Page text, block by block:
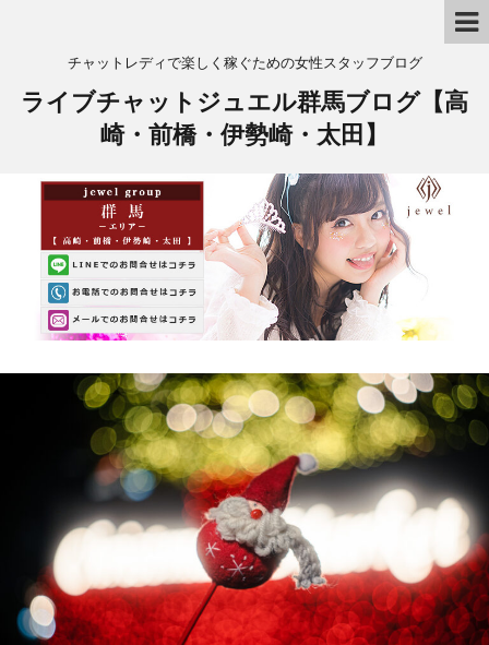
チャットレディで楽しく稼ぐための女性スタッフブログ
ライブチャットジュエル群馬ブログ【高
崎・前橋・伊勢崎・太田】